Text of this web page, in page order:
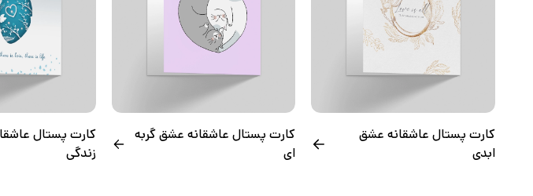
کارت پستال عاشقانه عشق
ابدی
کارت پستال عاشقانه عشق گربه
ای
کارت پستال
زندگی